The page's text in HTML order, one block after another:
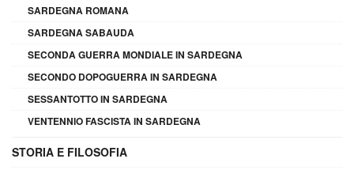
SARDEGNA ROMANA
SARDEGNA SABAUDA
SECONDA GUERRA MONDIALE IN SARDEGNA
SECONDO DOPOGUERRA IN SARDEGNA
SESSANTOTTO IN SARDEGNA
VENTENNIO FASCISTA IN SARDEGNA
STORIA E FILOSOFIA